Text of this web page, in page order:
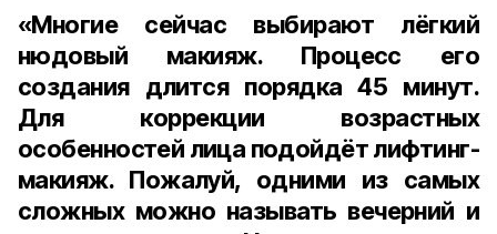
«Многие сейчас выбирают лёгкий
нюдовый макияж. Процесс его
создания длится порядка 45 минут.
Для коррекции возрастных
особенностей лица подойдёт лифтинг-
макияж. Пожалуй, одними из самых
сложных можно называть вечерний и